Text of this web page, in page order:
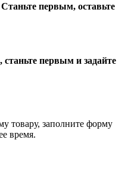
первым, оставьте
первым и задайте
товару, заполните форму
время.